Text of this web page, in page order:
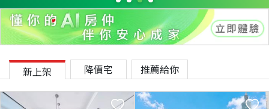
新上架 降價宅 推薦給你